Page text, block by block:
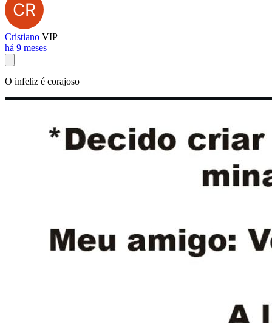
Cristiano VIP
há 9 meses
O infeliz é corajoso